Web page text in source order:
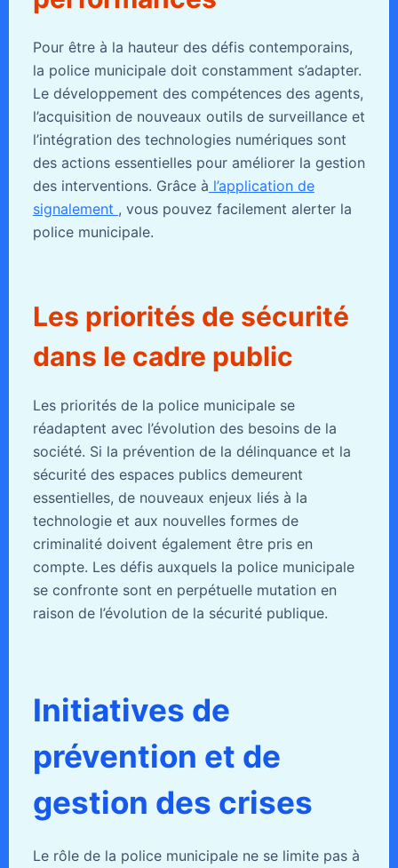
Pour être à la hauteur des défis contemporains,
la police municipale doit constamment s’adapter.
Le développement des compétences des agents,
l’acquisition de nouveaux outils de surveillance et
l’intégration des technologies numériques sont
des actions essentielles pour améliorer la gestion
des interventions. Grâce à l’application de
signalement , vous pouvez facilement alerter la
police municipale.
Les priorités de sécurité
dans le cadre public
Les priorités de la police municipale se
réadaptent avec l’évolution des besoins de la
société. Si la prévention de la délinquance et la
sécurité des espaces publics demeurent
essentielles, de nouveaux enjeux liés à la
technologie et aux nouvelles formes de
criminalité doivent également être pris en
compte. Les défis auxquels la police municipale
se confronte sont en perpétuelle mutation en
raison de l’évolution de la sécurité publique.
Initiatives de
prévention et de
gestion des crises
Le rôle de la police municipale ne se limite pas à